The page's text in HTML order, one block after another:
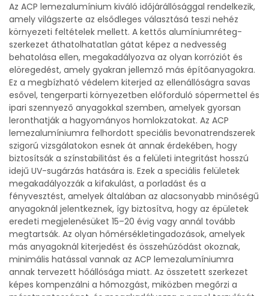
Az ACP lemezalumínium kiváló időjárállósággal rendelkezik,
amely világszerte az elsődleges választásá teszi nehéz
környezeti feltételek mellett. A kettős alumíniumréteg-
szerkezet áthatolhatatlan gátat képez a nedvesség
behatolása ellen, megakadályozva az olyan korróziót és
elöregedést, amely gyakran jellemző más építőanyagokra.
Ez a megbízható védelem kiterjed az ellenállóságra savas
esővel, tengerparti környezetben előforduló sópermettel és
ipari szennyező anyagokkal szemben, amelyek gyorsan
leronthatják a hagyományos homlokzatokat. Az ACP
lemezalumíniumra felhordott speciális bevonatrendszerek
szigorú vizsgálatokon esnek át annak érdekében, hogy
biztosítsák a színstabilitást és a felületi integritást hosszú
idejű UV-sugárzás hatására is. Ezek a speciális felületek
megakadályozzák a kifakulást, a porladást és a
fényvesztést, amelyek általában az alacsonyabb minőségű
anyagoknál jelentkeznek, így biztosítva, hogy az épületek
eredeti megjelenésüket 15–20 évig vagy annál tovább
megtartsák. Az olyan hőmérsékletingadozások, amelyek
más anyagoknál kiterjedést és összehúzódást okoznak,
minimális hatással vannak az ACP lemezalumíniumra
annak tervezett hőállósága miatt. Az összetett szerkezet
képes kompenzálni a hőmozgást, miközben megőrzi a